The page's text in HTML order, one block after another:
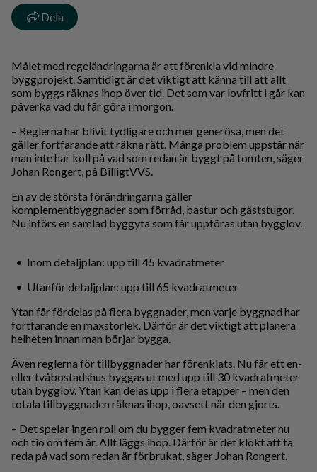
Dela
Målet med regeländringarna är att förenkla vid mindre
byggprojekt. Samtidigt är det viktigt att känna till att allt
som byggs räknas ihop över tid. Det som var lovfritt i går kan
påverka vad du får göra i morgon.
– Reglerna har blivit tydligare och mer generösa, men det
gäller fortfarande att räkna rätt. Många problem uppstår när
man inte har koll på vad som redan är byggt på tomten, säger
Johan Rongert, på BilligtVVS.
En av de största förändringarna gäller
komplementbyggnader som förråd, bastur och gäststugor.
Nu införs en samlad byggyta som får uppföras utan bygglov.
• Inom detaljplan: upp till 45 kvadratmeter
• Utanför detaljplan: upp till 65 kvadratmeter
Ytan får fördelas på flera byggnader, men varje byggnad har
fortfarande en maxstorlek. Därför är det viktigt att planera
helheten innan man börjar bygga.
Även reglerna för tillbyggnader har förenklats. Nu får ett en-
eller tvåbostadshus byggas ut med upp till 30 kvadratmeter
utan bygglov. Ytan kan delas upp i flera etapper – men den
totala tillbyggnaden räknas ihop, oavsett när den gjorts.
– Det spelar ingen roll om du bygger fem kvadratmeter nu
och tio om fem år. Allt läggs ihop. Därför är det klokt att ta
reda på vad som redan är förbrukat, säger Johan Rongert.